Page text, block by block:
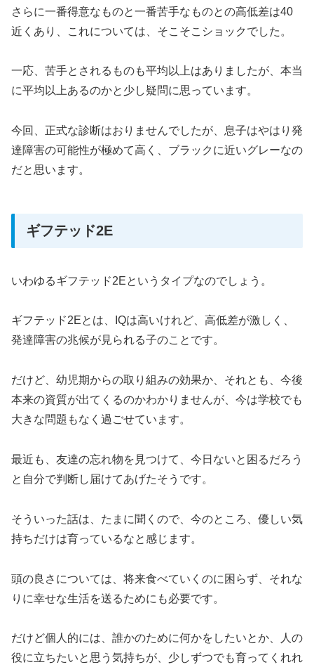
さらに一番得意なものと一番苦手なものとの高低差は40
近くあり、これについては、そこそこショックでした。
一応、苦手とされるものも平均以上はありましたが、本当
に平均以上あるのかと少し疑問に思っています。
今回、正式な診断はおりませんでしたが、息子はやはり発
達障害の可能性が極めて高く、ブラックに近いグレーなの
だと思います。
ギフテッド2E
いわゆるギフテッド2Eというタイプなのでしょう。
ギフテッド2Eとは、IQは高いけれど、高低差が激しく、
発達障害の兆候が見られる子のことです。
だけど、幼児期からの取り組みの効果か、それとも、今後
本来の資質が出てくるのかわかりませんが、今は学校でも
大きな問題もなく過ごせています。
最近も、友達の忘れ物を見つけて、今日ないと困るだろう
と自分で判断し届けてあげたそうです。
そういった話は、たまに聞くので、今のところ、優しい気
持ちだけは育っているなと感じます。
頭の良さについては、将来食べていくのに困らず、それな
りに幸せな生活を送るためにも必要です。
だけど個人的には、誰かのために何かをしたいとか、人の
役に立ちたいと思う気持ちが、少しずつでも育ってくれれ